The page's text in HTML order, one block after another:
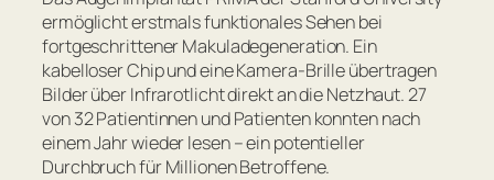
ermöglicht erstmals funktionales Sehen bei
fortgeschrittener Makuladegeneration. Ein
kabelloser Chip und eine Kamera-Brille übertragen
Bilder über Infrarotlicht direkt an die Netzhaut. 27
von 32 Patientinnen und Patienten konnten nach
einem Jahr wieder lesen – ein potentieller
Durchbruch für Millionen Betroffene.